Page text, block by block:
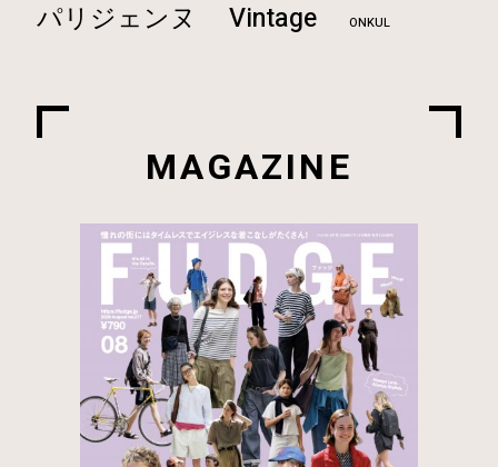
パリジェンヌ Vintage ONKUL
MAGAZINE